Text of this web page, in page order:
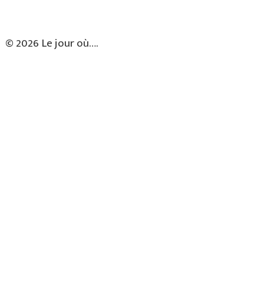
© 2026 Le jour où….